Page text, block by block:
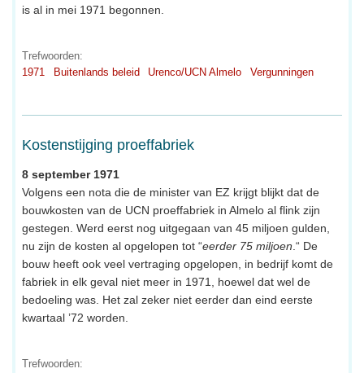
is al in mei 1971 begonnen.
Trefwoorden:
1971
Buitenlands beleid Urenco/UCN Almelo Vergunningen
Kostenstijging proeffabriek
8 september 1971
Volgens een nota die de minister van EZ krijgt blijkt dat de
bouwkosten van de UCN proeffabriek in Almelo al flink zijn
gestegen. Werd eerst nog uitgegaan van 45 miljoen gulden,
nu zijn de kosten al opgelopen tot “eerder 75 miljoen.“ De
bouw heeft ook veel vertraging opgelopen, in bedrijf komt de
fabriek in elk geval niet meer in 1971, hoewel dat wel de
bedoeling was. Het zal zeker niet eerder dan eind eerste
kwartaal ’72 worden.
Trefwoorden: